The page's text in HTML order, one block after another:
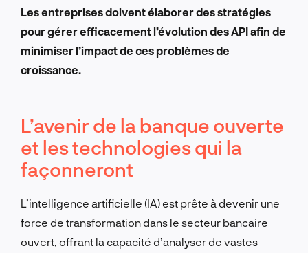
Les entreprises doivent élaborer des stratégies
pour gérer efficacement l’évolution des API afin de
minimiser l’impact de ces problèmes de
croissance.
L’avenir de la banque ouverte
et les technologies qui la
façonneront
L’intelligence artificielle (IA) est prête à devenir une
force de transformation dans le secteur bancaire
ouvert, offrant la capacité d’analyser de vastes